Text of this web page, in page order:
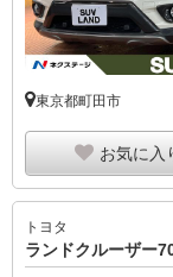
東京都町田市
お気に入
トヨタ
ランドクルーザー